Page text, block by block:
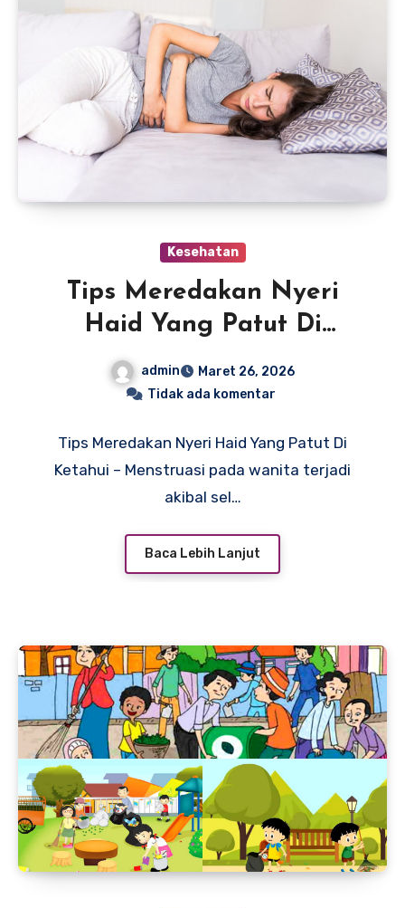
Kesehatan
Tips Meredakan Nyeri
Haid Yang Patut Di
admin
Maret 26, 2026
Tidak ada komentar
Tips Meredakan Nyeri Haid Yang Patut Di
Ketahui – Menstruasi pada wanita terjadi
akibal sel…
Baca Lebih Lanjut